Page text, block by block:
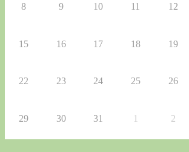
8 9 10 11 12
15 16 17 18 19
22 23 24 25 26
29 30 31 1 2